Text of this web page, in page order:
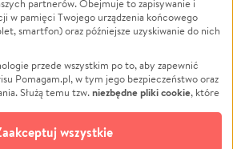
Wichura
NGO
Edukacja
Podróż
Impreza
Ochrona środowiska
partnerów. Obejmuje to zapisywanie i
w pamięci Twojego urządzenia końcowego
smartfon) oraz późniejsze uzyskiwanie do nich
przede wszystkim po to, aby zapewnić
Pomagam.pl, w tym jego bezpieczeństwo oraz
Służą temu tzw.niezbędne pliki cookie, które
plików cookie
i retargetingowych. Możesz wyrazić
wszystkie